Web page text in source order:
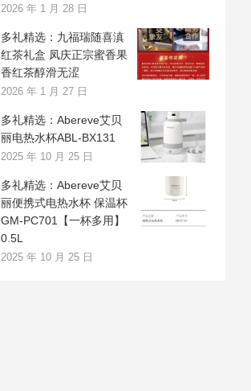
2026 年 1 月 28 日
多礼精选：九福瑞随喜滇
红茶礼盒 凤庆正宗蜜香果
香红茶醇滑无涩
2026 年 1 月 27 日
多礼精选：Abereve艾贝
丽电热水杯ABL-BX131
2025 年 10 月 25 日
多礼精选：Abereve艾贝
丽便携式电热水杯 保温杯
GM-PC701【一杯多用】
0.5L
2025 年 10 月 25 日